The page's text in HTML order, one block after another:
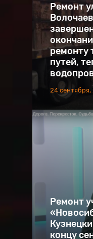
Ремонт
ремонту
путей,
24 сентября,
Ремонт
концу